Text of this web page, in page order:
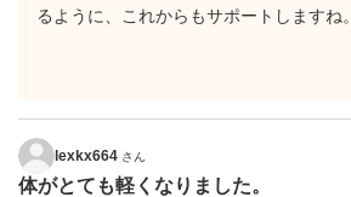
るように、これからもサポートしますね。
lexkx664 さん
体がとても軽くなりました。